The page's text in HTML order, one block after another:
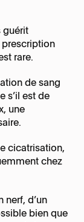
guérit
prescription
rare.
de sang
s’il est de
une
cicatrisation,
chez
nerf, d’un
bien que